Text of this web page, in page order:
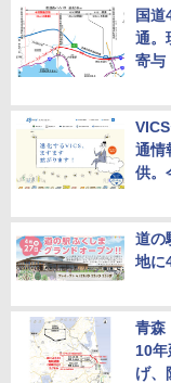
国道
通。
寄与
通情
供。
道の
地に
青森
10
げ、